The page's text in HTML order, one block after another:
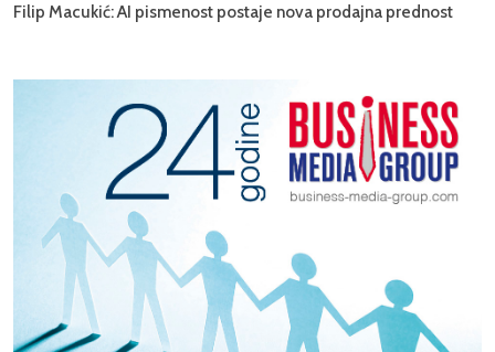
Filip Macukić: AI pismenost postaje nova prodajna prednost